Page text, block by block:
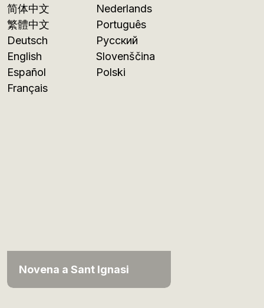
简体中文
繁體中文
Deutsch
English
Español
Français
Nederlands
Português
Русский
Slovenščina
Polski
Novena a Sant Ignasi